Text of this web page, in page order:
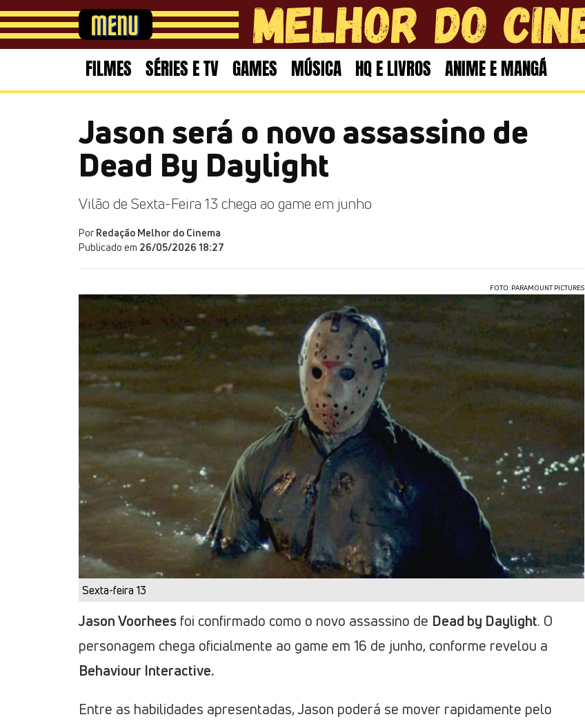
FILMES SÉRIES E TV GAMES MÚSICA HQ E LIVROS ANIME E MANGÁ
Jason será o novo assassino de
Dead By Daylight
Vilão de Sexta-Feira 13 chega ao game em junho
Por Redação Melhor do Cinema
Publicado em 26/05/2026 18:27
FOTO: PARAMOUNT PICTURES
Sexta-feira 13
Jason Voorhees foi confirmado como o novo assassino de Dead by Daylight. O
personagem chega oficialmente ao game em 16 de junho, conforme revelou a
Behaviour Interactive.
Entre as habilidades apresentadas, Jason poderá se mover rapidamente pelo